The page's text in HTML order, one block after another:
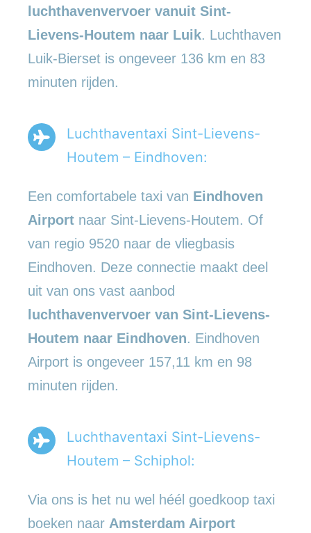
luchthavenvervoer vanuit Sint-
Lievens-Houtem naar Luik. Luchthaven
Luik-Bierset is ongeveer 136 km en 83
minuten rijden.
Luchthaventaxi Sint-Lievens-
Houtem – Eindhoven:
Een comfortabele taxi van Eindhoven
Airport naar Sint-Lievens-Houtem. Of
van regio 9520 naar de vliegbasis
Eindhoven. Deze connectie maakt deel
uit van ons vast aanbod
luchthavenvervoer van Sint-Lievens-
Houtem naar Eindhoven. Eindhoven
Airport is ongeveer 157,11 km en 98
minuten rijden.
Luchthaventaxi Sint-Lievens-
Houtem – Schiphol:
Via ons is het nu wel héél goedkoop taxi
boeken naar Amsterdam Airport